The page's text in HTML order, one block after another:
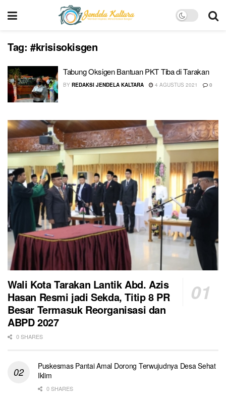
Tag: #krisisokisgen
Tabung Oksigen Bantuan PKT Tiba di Tarakan
BY REDAKSI JENDELA KALTARA 4 AGUSTUS 2021 0
Wali Kota Tarakan Lantik Abd. Azis
Hasan Resmi jadi Sekda, Titip 8 PR
Besar Termasuk Reorganisasi dan
ABPD 2027
0 SHARES
Puskesmas Pantai Amal Dorong Terwujudnya Desa Sehat
Iklim
0 SHARES